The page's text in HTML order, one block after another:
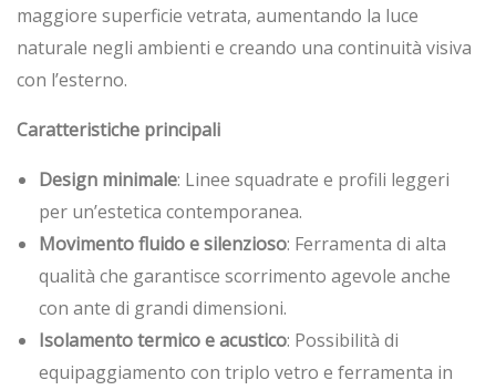
maggiore superficie vetrata, aumentando la luce
naturale negli ambienti e creando una continuità visiva
con l’esterno.
Caratteristiche principali
Design minimale: Linee squadrate e profili leggeri
per un’estetica contemporanea.
Movimento fluido e silenzioso: Ferramenta di alta
qualità che garantisce scorrimento agevole anche
con ante di grandi dimensioni.
Isolamento termico e acustico: Possibilità di
equipaggiamento con triplo vetro e ferramenta in